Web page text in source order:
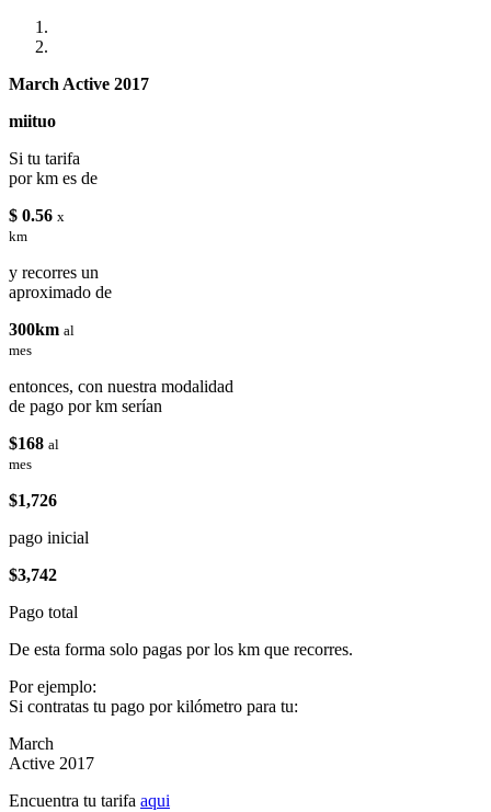
March Active 2017
miituo
Si tu tarifa
por km es de
$ 0.56 x
km
y recorres un
aproximado de
300km al
mes
entonces, con nuestra modalidad
de pago por km serían
$168 al
mes
$1,726
pago inicial
$3,742
Pago total
De esta forma solo pagas por los km que recorres.
Por ejemplo:
Si contratas tu pago por kilómetro para tu:
March
Active 2017
Encuentra tu tarifa aqui